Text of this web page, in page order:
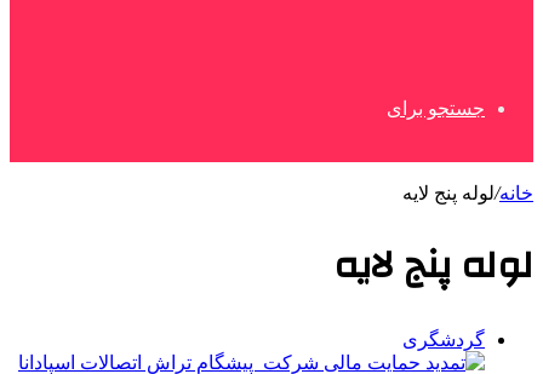
جستجو برای
خانه/لوله پنج لایه
لوله پنج لایه
گردشگری